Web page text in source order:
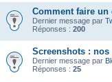
Comment faire un
Dernier message par
Réponses : 200
Screenshots : nos
Dernier message par
Réponses : 25